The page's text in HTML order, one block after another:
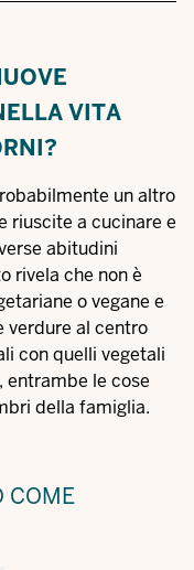
VITA
un altro
riuscite a cucinare e
abitudini
rivela che non è
o vegane e
verdure al centro
con quelli vegetali
entrambe le cose
della famiglia.
COME